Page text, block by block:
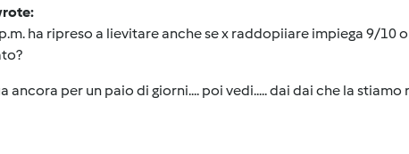
ha ripreso a lievitare anche se x raddopiiare impiega 9/
ancora per un paio di giorni.... poi vedi..... dai dai che la stiamo